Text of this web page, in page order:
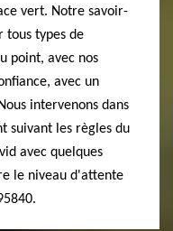
vert. Notre savoir-
tous types de
point, avec nos
avec un
intervenons dans
suivant les règles du
avec quelques
le niveau d'attente